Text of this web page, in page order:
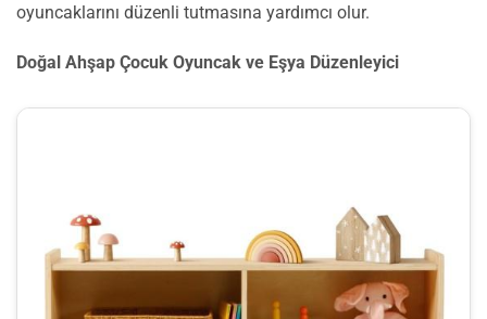
oyuncaklarını düzenli tutmasına yardımcı olur.
Doğal Ahşap Çocuk Oyuncak ve Eşya Düzenleyici